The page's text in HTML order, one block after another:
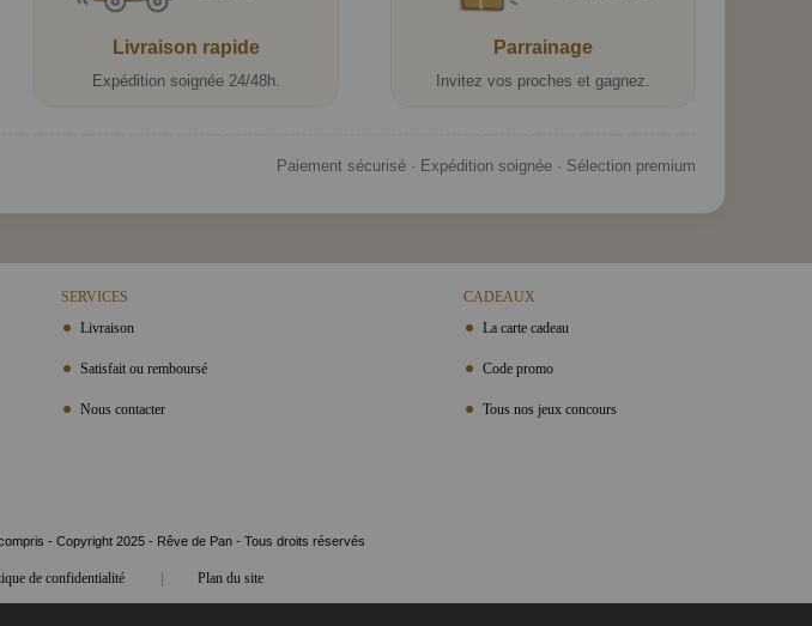
Livraison rapide
Expédition soignée 24/48h.
Parrainage
Invitez vos proches et gagnez.
Paiement sécurisé · Expédition soignée · Sélection premium
SERVICES
Livraison
Satisfait ou remboursé
Nous contacter
CADEAUX
La carte cadeau
Code promo
Tous nos jeux concours
- Copyright 2025 - Rêve de Pan - Tous droits réservés
de confidentialité | Plan du site